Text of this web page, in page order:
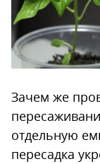
Зачем же
отдельную
пересадка